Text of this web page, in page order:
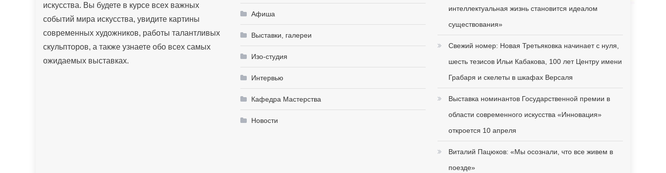
искусства. Вы будете в курсе всех важных
событий мира искусства, увидите картины
современных художников, работы талантливых
скульпторов, а также узнаете обо всех самых
ожидаемых выставках.
Афиша
Выставки, галереи
Изо-студия
Интервью
Кафедра Мастерства
Новости
интеллектуальная жизнь становится идеалом
существования»
Свежий номер: Новая Третьяковка начинает с нуля,
шесть тезисов Ильи Кабакова, 100 лет Центру имени
Грабаря и скелеты в шкафах Версаля
Выставка номинантов Государственной премии в
области современного искусства «Инновация»
откроется 10 апреля
Виталий Пацюков: «Мы осознали, что все живем в
поезде»